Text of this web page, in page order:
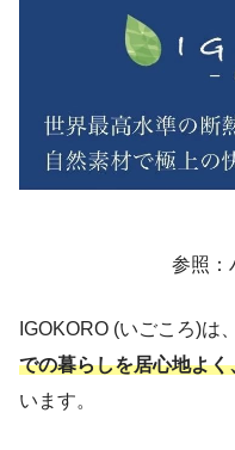
参照：
IGOKORO (いごころ)は、
での暮らしを居心地よ
います。